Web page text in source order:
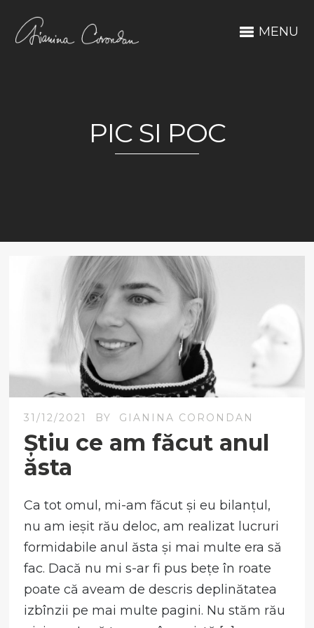
MENU
PIC SI POC
31/12/2021 BY GIANINA CORONDAN
Știu ce am făcut anul
ăsta
Ca tot omul, mi-am făcut și eu bilanțul,
nu am ieșit rău deloc, am realizat lucruri
formidabile anul ăsta și mai multe era să
fac. Dacă nu mi s-ar fi pus bețe în roate
poate că aveam de descris deplinătatea
izbînzii pe mai multe pagini. Nu stăm rău